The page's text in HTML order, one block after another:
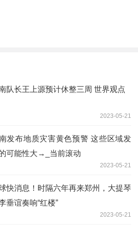
队长王上源预计休整三周 世界观点
2023-05-21
发布地质灾害黄色预警 这些区域发
可能性大→_当前滚动
2023-05-21
快消息！时隔六年再来郑州，大提琴
垂谊奏响“红楼”
2023-05-21